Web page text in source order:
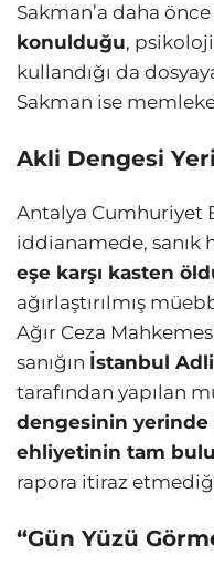
Sakman’a daha önce
konulduğu,
kullandığı da
Sakman ise
Akli Dengesi
Antalya Cumhuriyet
iddianamede, sanık
eşe karşı kasten
ağırlaştırılmış
Ağır Ceza
sanığın İstanbul
tarafından yapılan
dengesinin yerinde
ehliyetinin tam
rapora itiraz
“Gün Yüzü